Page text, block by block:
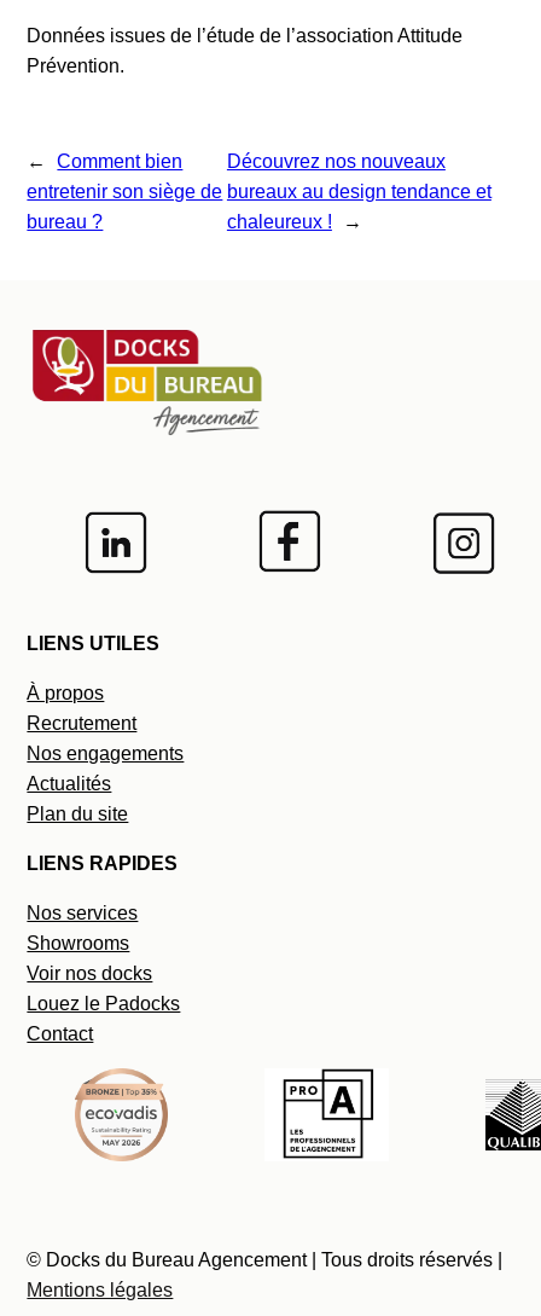
Données issues de l’étude de l’association Attitude
Prévention.
←
Comment bien
entretenir son siège de
bureau ?
Découvrez nos nouveaux
bureaux au design tendance et
chaleureux !
→
LIENS UTILES
À propos
Recrutement
Nos engagements
Actualités
Plan du site
LIENS RAPIDES
Nos services
Showrooms
Voir nos docks
Louez le Padocks
Contact
© Docks du Bureau Agencement | Tous droits réservés |
Mentions légales